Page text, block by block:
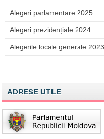
Alegeri parlamentare 2025
Alegeri prezidențiale 2024
Alegerile locale generale 2023
ADRESE UTILE